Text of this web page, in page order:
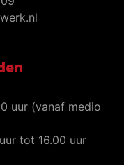
uur (vanaf medio
tot 16.00 uur